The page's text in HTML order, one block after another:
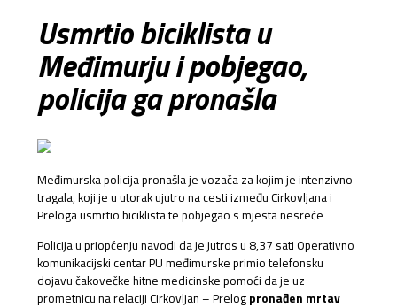
Usmrtio biciklista u
Međimurju i pobjegao,
policija ga pronašla
Međimurska policija pronašla je vozača za kojim je intenzivno
tragala, koji je u utorak ujutro na cesti između Cirkovljana i
Preloga usmrtio biciklista te pobjegao s mjesta nesreće
Policija u priopćenju navodi da je jutros u 8,37 sati Operativno
komunikacijski centar PU međimurske primio telefonsku
dojavu čakovečke hitne medicinske pomoći da je uz
prometnicu na relaciji Cirkovljan – Prelog pronađen mrtav